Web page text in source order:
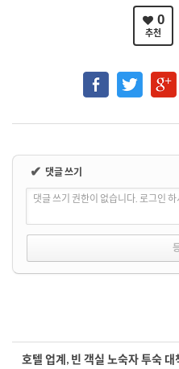
0
추천
✔ 댓글 쓰기
댓글 쓰기 권한이 없습니다. 로그인
호텔 업계, 빈 객실 노숙자 투숙 대